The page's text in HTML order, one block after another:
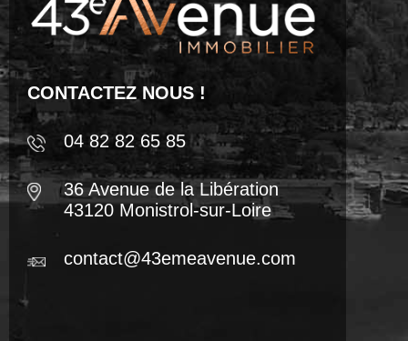
CONTACTEZ NOUS !
04 82 82 65 85
36 Avenue de la Libération
43120 Monistrol-sur-Loire
contact@43emeavenue.com